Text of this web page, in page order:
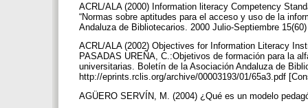
ACRL/ALA (2000) Information literacy Competency
“Normas sobre aptitudes para el acceso y uso de la
Andaluza de Bibliotecarios. 2000 Julio-Septiembre
ACRL/ALA (2002) Objectives for Information Literacy
PASADAS UREÑA, C.:Objetivos de formación para la
universitarias. Boletín de la Asociación Andaluza de
http://eprints.rclis.org/archive/00003193/01/65a3.pdf
AGÜERO SERVÍN, M. (2004) ¿Qué es un modelo